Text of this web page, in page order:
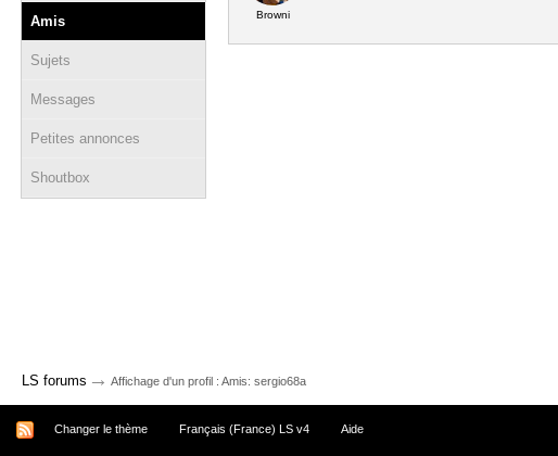
Amis
Sujets
Messages
Petites annonces
Shoutbox
Browni
LS forums → Affichage d'un profil : Amis: sergio68a
Changer le thème Français (France) LS v4 Aide